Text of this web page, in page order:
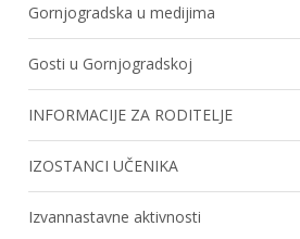
Gornjogradska u medijima
Gosti u Gornjogradskoj
INFORMACIJE ZA RODITELJE
IZOSTANCI UČENIKA
Izvannastavne aktivnosti